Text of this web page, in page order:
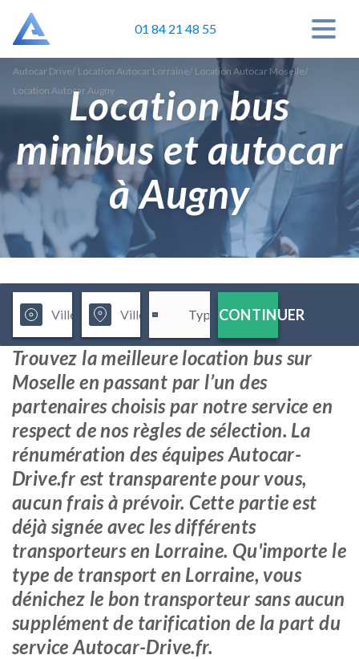
01 84 21 48 55
Autocar Drive/ Location Autocar Lorraine/ Location Autocar Moselle/
Location Autocar AugnyLocation bus
minibus et autocar
à Augny
CONTINUER
Trouvez la meilleure location bus sur
Moselle en passant par l’un des
partenaires choisis par notre service en
respect de nos règles de sélection. La
rénumération des équipes Autocar-
Drive.fr est transparente pour vous,
aucun frais à prévoir. Cette partie est
déjà signée avec les différents
transporteurs en Lorraine. Qu'importe le
type de transport en Lorraine, vous
dénichez le bon transporteur sans aucun
supplément de tarification de la part du
service Autocar-Drive.fr.